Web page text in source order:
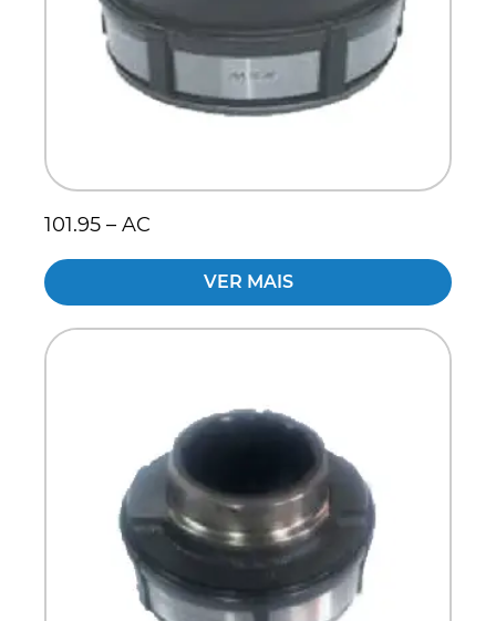
101.95 – AC
VER MAIS